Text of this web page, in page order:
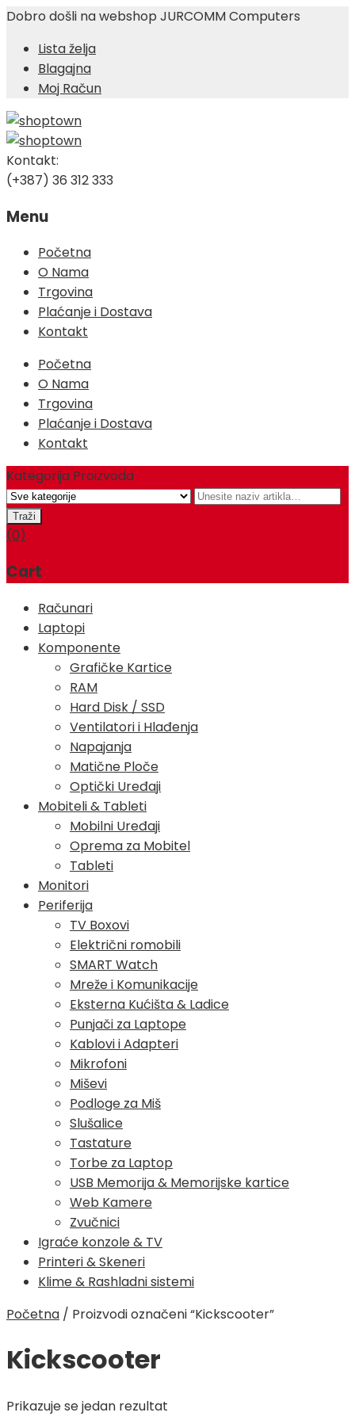
Dobro došli na webshop JURCOMM Computers
Lista želja
Blagajna
Moj Račun
Kontakt:
(+387) 36 312 333
Menu
Skip
content
Početna
O Nama
Trgovina
Plaćanje i Dostava
Kontakt
Početna
O Nama
Trgovina
Plaćanje i Dostava
Kontakt
Kategorija Proizvoda
(0)
Cart
Računari
Laptopi
Komponente
Grafičke Kartice
RAM
Hard Disk / SSD
Ventilatori i Hlađenja
Napajanja
Matične Ploče
Optički Uređaji
Mobiteli & Tableti
Mobilni Uređaji
Oprema za Mobitel
Tableti
Monitori
Periferija
TV Boxovi
Električni romobili
SMART Watch
Mreže i Komunikacije
Eksterna Kućišta & Ladice
Punjači za Laptope
Kablovi i Adapteri
Mikrofoni
Miševi
Podloge za Miš
Slušalice
Tastature
Torbe za Laptop
USB Memorija & Memorijske kartice
Web Kamere
Zvučnici
Igraće konzole & TV
Printeri & Skeneri
Klime & Rashladni sistemi
Početna / Proizvodi označeni “Kickscooter”
Kickscooter
Prikazuje se jedan rezultat